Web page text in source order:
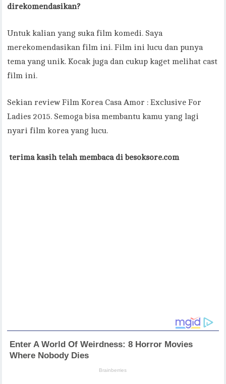
direkomendasikan?
Untuk kalian yang suka film komedi. Saya
merekomendasikan film ini. Film ini lucu dan punya
tema yang unik. Kocak juga dan cukup kaget melihat cast
film ini.
Sekian review Film Korea Casa Amor : Exclusive For
Ladies 2015. Semoga bisa membantu kamu yang lagi
nyari film korea yang lucu.
terima kasih telah membaca di besoksore.com